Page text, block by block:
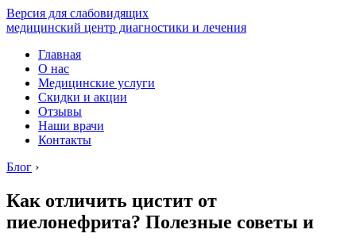
Версия для слабовидящих
медицинский центр диагностики и лечения
Главная
О нас
Медицинские услуги
Скидки и акции
Отзывы
Наши врачи
Контакты
Блог ›
Как отличить цистит от
пиелонефрита? Полезные советы и